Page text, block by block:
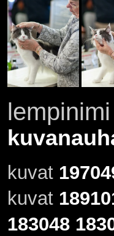
kuvat
kuvat
183048